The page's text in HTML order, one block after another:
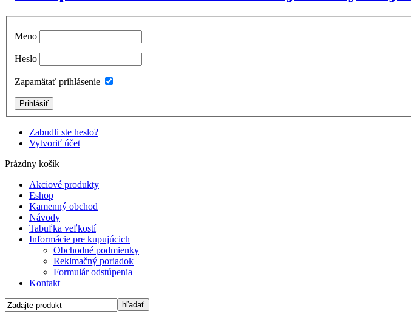
Meno
Heslo
Zapamätať prihlásenie
Zabudli ste heslo?
Vytvoriť účet
Prázdny košík
Akciové produkty
Eshop
Kamenný obchod
Návody
Tabuľka veľkostí
Informácie pre kupujúcich
Obchodné podmienky
Reklmačný poriadok
Formulár odstúpenia
Kontakt